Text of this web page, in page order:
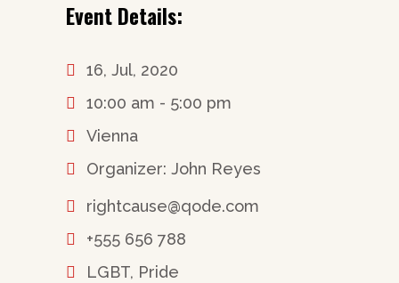
Event Details:
16, Jul, 2020
10:00 am - 5:00 pm
Vienna
Organizer: John Reyes
rightcause@qode.com
+555 656 788
LGBT, Pride